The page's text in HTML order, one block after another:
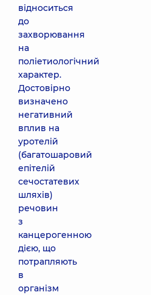
відноситься
до
захворювання
на
поліетиологічний
характер.
Достовірно
визначено
негативний
вплив на
уротелій
(багатошаровий
епітелій
сечостатевих
шляхів)
речовин
з
канцерогенною
дією, що
потрапляють
в
організм